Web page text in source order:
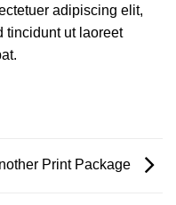
adipiscing elit,
tincidunt ut laoreet
Print Package